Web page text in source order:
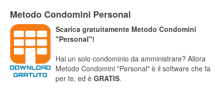
Metodo Condomini Personal
Scarica gratuitamente Metodo Condomini
"Personal"!
Hai un solo condominio da amministrare? Allora
Metodo Condomini "Personal" è il software che fa
per te, ed è GRATIS.